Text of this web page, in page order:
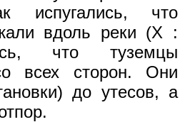
испугались, что
вдоль реки (X :
что туземцы
всех сторон. Они
до утесов, а